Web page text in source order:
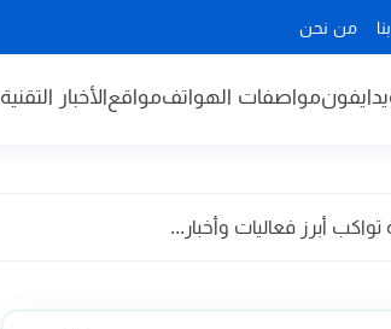
من نحن
ايفونمواصفات الهواتفمواقعالأخبار التقنية
أبرز فعاليات وأخبار...